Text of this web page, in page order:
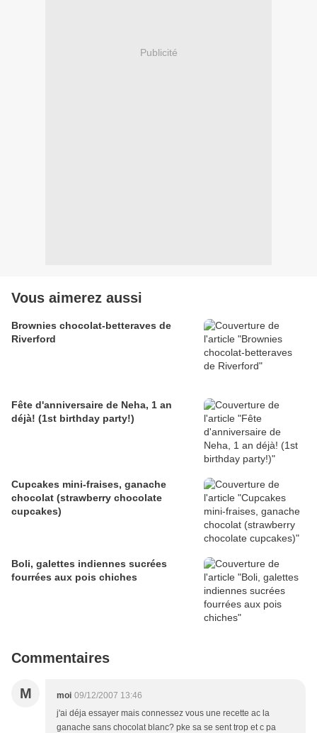
Publicité
Vous aimerez aussi
Brownies chocolat-betteraves de
Riverford
Fête d'anniversaire de Neha, 1 an
déjà! (1st birthday party!)
Cupcakes mini-fraises, ganache
chocolat (strawberry chocolate
cupcakes)
Boli, galettes indiennes sucrées
fourrées aux pois chiches
Commentaires
M moi 09/12/2007 13:46
j'ai déja essayer mais connessez vous une recette ac la
ganache sans chocolat blanc? pke sa se sent trop et c pa